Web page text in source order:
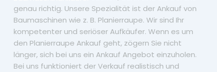
genau richtig. Unsere Spezialität ist der Ankauf von
Baumaschinen wie z. B. Planierraupe. Wir sind Ihr
kompetenter und seriöser Aufkäufer. Wenn es um
den Planierraupe Ankauf geht, zögern Sie nicht
länger, sich bei uns ein Ankauf Angebot einzuholen.
Bei uns funktioniert der Verkauf realistisch und